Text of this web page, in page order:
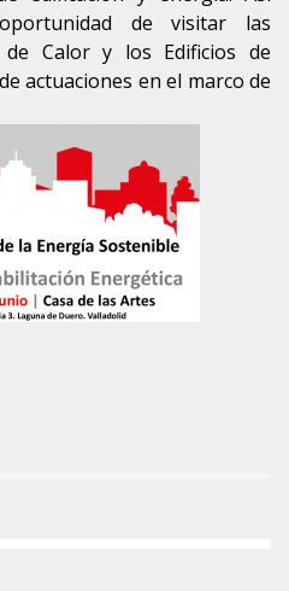
de visitar las
Calor y los Edificios de
actuaciones en el marco de